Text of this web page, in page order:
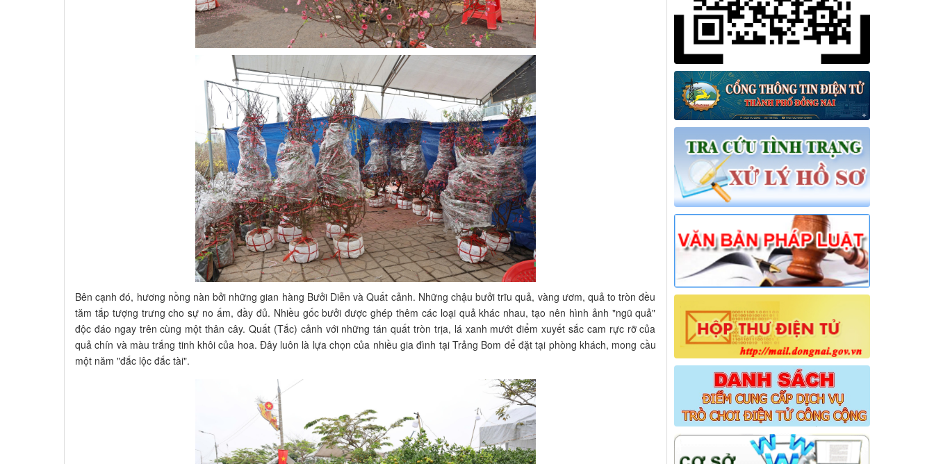
Bên cạnh đó, hương nồng nàn bởi những gian hàng Bưởi Diễn và Quất cảnh. Những chậu bưởi trĩu quả, vàng ươm, quả to tròn đều
tăm tắp tượng trưng cho sự no ấm, đầy đủ. Nhiều gốc bưởi được ghép thêm các loại quả khác nhau, tạo nên hình ảnh "ngũ quả"
độc đáo ngay trên cùng một thân cây. Quất (Tắc) cảnh với những tán quất tròn trịa, lá xanh mướt điểm xuyết sắc cam rực rỡ của
quả chín và màu trắng tinh khôi của hoa. Đây luôn là lựa chọn của nhiều gia đình tại Trảng Bom để đặt tại phòng khách, mong cầu
một năm "đắc lộc đắc tài".